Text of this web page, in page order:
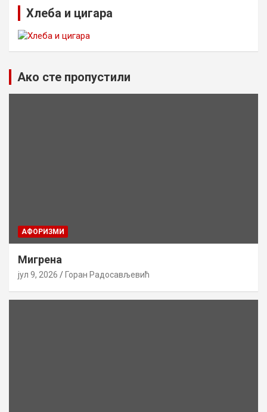
Хлеба и цигара
Ако сте пропустили
AФОРИЗМИ
Мигрена
јул 9, 2026 Горан Радосављевић